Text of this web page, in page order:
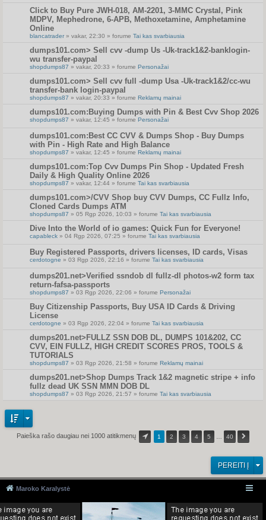
Click to Buy Pure JWH-018, AM-2201, 3-MMC Crystal, Pink
MDPV, Mephedrone, 6-APB, Methoxetamine, Amphetamine
Online
blancatrader » vakar, 22:30 » forume Tai kas svarbiausia
dumps101.com> Sell cvv -dump Us -Uk-track1&2-banklogin-
wu transfer-paypal
shopdumps87 » vakar, 20:33 » forume Personažai
dumps101.com> Sell cvv full -dump Usa -Uk-track1&2/cc-wu
transfer-bank login-paypal
shopdumps87 » vakar, 20:33 » forume Reklamų mainai
dumps101.com:Buying Dumps with Pin & Best Cvv Shop 2026
shopdumps87 » vakar, 12:45 » forume Personažai
dumps101.com:Best CC CVV & Dumps Shop - Buy Dumps
with Pin - High Rate and High Balance
shopdumps87 » vakar, 12:45 » forume Reklamų mainai
dumps101.com:Top Cvv Dumps Pin Shop - Updated Fresh
Daily & High Quality Online 2026
shopdumps87 » vakar, 12:44 » forume Tai kas svarbiausia
dumps101.com>/CVV Shop buy CVV Dumps, CC Fullz Info,
Cloned Cards Dumps ATM
shopdumps87 » 05 Rgp 2026, 10:03 » forume Tai kas svarbiausia
Dive Into the World of io games: Quick Fun for Everyone!
capableck » 04 Rgp 2026, 07:25 » forume Tai kas svarbiausia
Buy Registered Passports, drivers licenses, ID cards, Visas
cerdotogne » 03 Rgp 2026, 22:16 » forume Tai kas svarbiausia
dumps201.net>Verified ssndob dl fullz-dl photos-w2 form tax
return-fafsa-passports
shopdumps87 » 03 Rgp 2026, 22:06 » forume Personažai
Buy Citizenship Passports, Buy USA ID Cards & Driving
License
cerdotogne » 03 Rgp 2026, 22:04 » forume Tai kas svarbiausia
dumps201.net>FULLZ SSN DOB DL, DUMPS 101&202, CC
CVV, EIN FULLZ, HIGH CREDIT SCORES PROS, TOOLS &
TUTORIALS
shopdumps87 » 03 Rgp 2026, 21:58 » forume Reklamų mainai
dumps201.net>Shop Dumps Track 1&2 magnetic stripe + info
fullz dead UK SSN MMN DOB DL
shopdumps87 » 03 Rgp 2026, 21:57 » forume Tai kas svarbiausia
Paieška rašo daugiau nei 1000 atitikmenų 1 2 3 4 5 40
PEREITI Į
Maroko Karalystė